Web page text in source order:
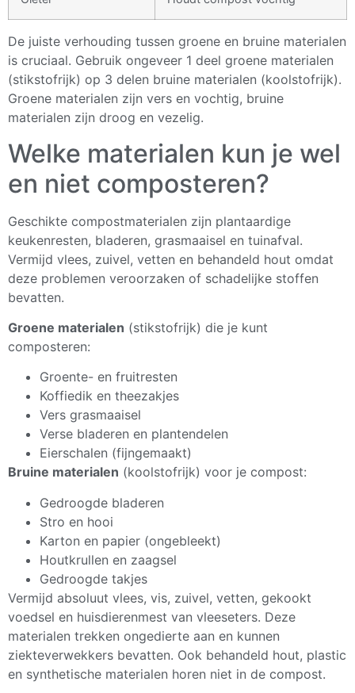
De juiste verhouding tussen groene en bruine materialen
is cruciaal. Gebruik ongeveer 1 deel groene materialen
(stikstofrijk) op 3 delen bruine materialen (koolstofrijk).
Groene materialen zijn vers en vochtig, bruine
materialen zijn droog en vezelig.
Welke materialen kun je wel
en niet composteren?
Geschikte compostmaterialen zijn plantaardige
keukenresten, bladeren, grasmaaisel en tuinafval.
Vermijd vlees, zuivel, vetten en behandeld hout omdat
deze problemen veroorzaken of schadelijke stoffen
bevatten.
Groene materialen (stikstofrijk) die je kunt
composteren:
Groente- en fruitresten
Koffiedik en theezakjes
Vers grasmaaisel
Verse bladeren en plantendelen
Eierschalen (fijngemaakt)
Bruine materialen (koolstofrijk) voor je compost:
Gedroogde bladeren
Stro en hooi
Karton en papier (ongebleekt)
Houtkrullen en zaagsel
Gedroogde takjes
Vermijd absoluut vlees, vis, zuivel, vetten, gekookt
voedsel en huisdierenmest van vleeseters. Deze
materialen trekken ongedierte aan en kunnen
ziekteverwekkers bevatten. Ook behandeld hout, plastic
en synthetische materialen horen niet in de compost.